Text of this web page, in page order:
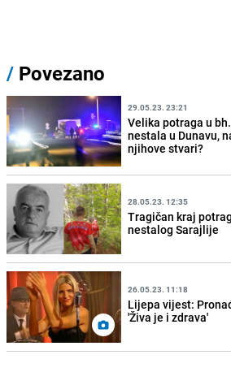
/ Povezano
29.05.23. 23:21
Velika potraga u
nestala u Dunavu,
njihove stvari?
28.05.23. 12:35
Tragičan kraj
nestalog Sarajlije
26.05.23. 11:18
Lijepa vijest:
'Živa je i zdrava'